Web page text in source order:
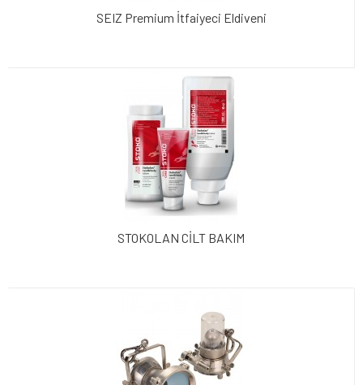
SEIZ Premium İtfaiyeci Eldiveni
STOKOLAN CİLT BAKIM